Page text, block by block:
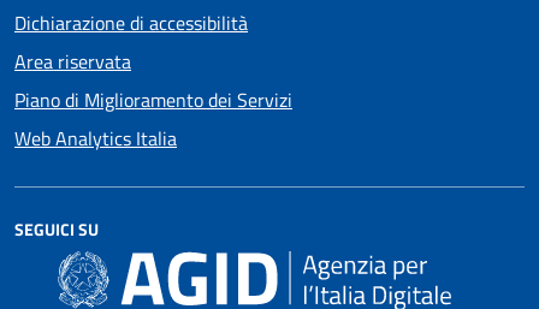
Dichiarazione di accessibilità
Area riservata
Piano di Miglioramento dei Servizi
Web Analytics Italia
SEGUICI SU